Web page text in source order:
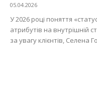
05.04.2026
У 2026 році поняття
атрибутів на внутрішній
за увагу клієнтів, Селена